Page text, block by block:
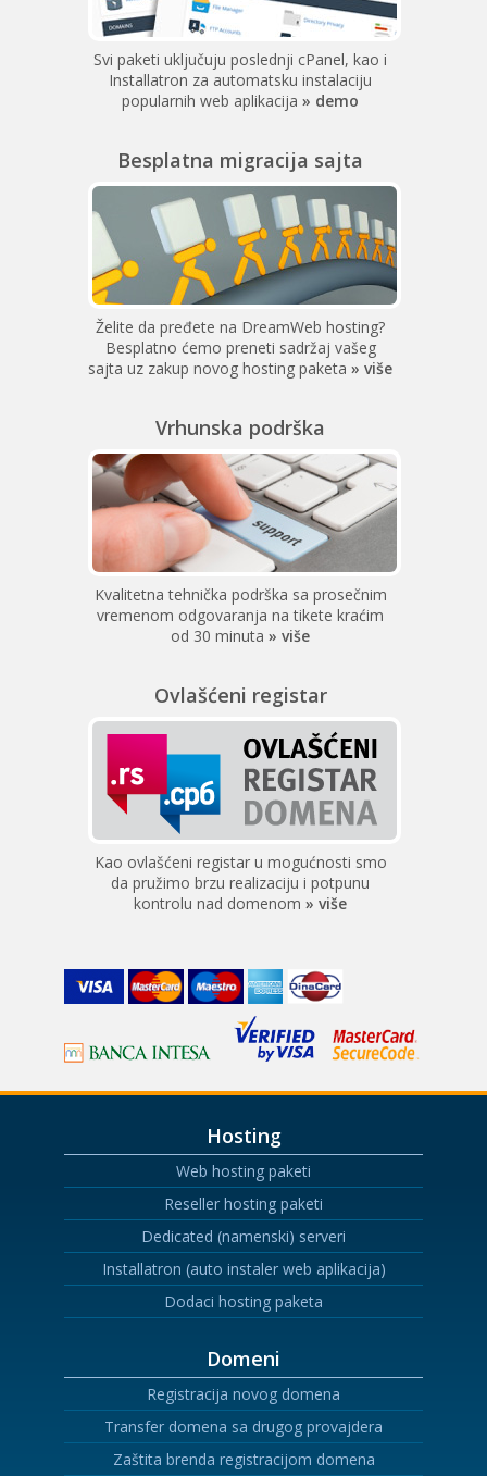
Svi paketi uključuju poslednji cPanel, kao i
Installatron za automatsku instalaciju
popularnih web aplikacija » demo
Besplatna migracija sajta
Želite da pređete na DreamWeb hosting?
Besplatno ćemo preneti sadržaj vašeg
sajta uz zakup novog hosting paketa » više
Vrhunska podrška
Kvalitetna tehnička podrška sa prosečnim
vremenom odgovaranja na tikete kraćim
od 30 minuta » više
Ovlašćeni registar
Kao ovlašćeni registar u mogućnosti smo
da pružimo brzu realizaciju i potpunu
kontrolu nad domenom » više
Hosting
Web hosting paketi
Reseller hosting paketi
Dedicated (namenski) serveri
Installatron (auto instaler web aplikacija)
Dodaci hosting paketa
Domeni
Registracija novog domena
Transfer domena sa drugog provajdera
Zaštita brenda registracijom domena